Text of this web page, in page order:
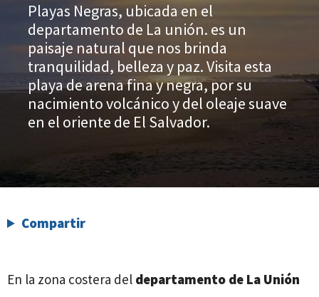
Playas Negras, ubicada en el
departamento de La unión. es un
paisaje natural que nos brinda
tranquilidad, belleza y paz. Visita esta
playa de arena fina y negra, por su
nacimiento volcánico y del oleaje suave
en el oriente de El Salvador.
Compartir
En la zona costera del departamento de La Unión